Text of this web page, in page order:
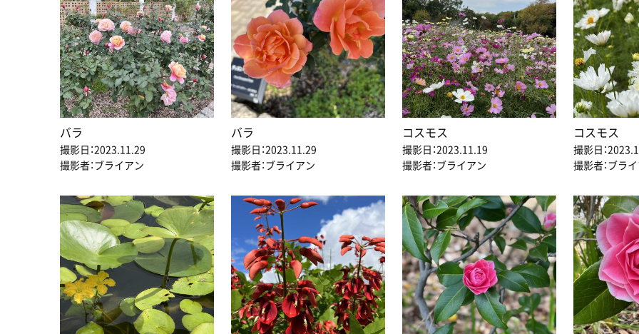
バラ
撮影日：2023.11.29
撮影者：ブライアン
バラ
撮影日：2023.11.29
撮影者：ブライアン
コスモス
撮影日：2023.11.19
撮影者：ブライアン
コスモス
撮影日：
撮影者：ブラ